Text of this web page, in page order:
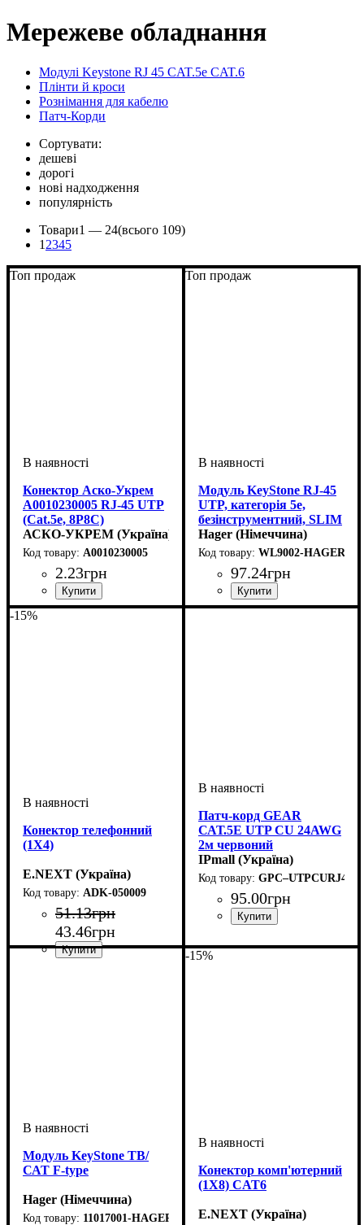
Мережеве обладнання
Модулі Keystone RJ 45 CAT.5e CAT.6
Плінти й кроси
Рознімання для кабелю
Патч-Корди
Сортувати:
дешеві
дорогі
нові надходження
популярність
Товари1 — 24(всього 109)
1 2345
Топ продаж
Конектор Аско-Укрем
A0010230005 RJ-45 UTP
(Сat.5e, 8P8C)
АСКО-УКРЕМ (Україна)
A0010230005
2.23грн
Топ продаж
Модуль KeyStone RJ-45
UTP, категорія 5е,
безінструментний, SLIM
Hager (Німеччина)
WL9002-HAGER
97.24грн
Тип електрофурнітури:
Серія: Lumina
-15%
Конектор телефонний
(1X4)
E.NEXT (Україна)
ADK-050009
51.13грн
43.46грн
Патч-корд GEAR
САТ.5E UTP CU 24AWG
2м червоний
IPmall (Україна)
95.00грн
Модуль KeyStone ТВ/
САТ F-type
Hager (Німеччина)
11017001-HAGER
-15%
Конектор комп'ютерний
(1X8) CAT6
E.NEXT (Україна)